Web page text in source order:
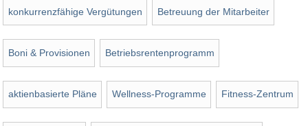
konkurrenzfähige Vergütungen Betreuung der Mitarbeiter
Boni & Provisionen Betriebsrentenprogramm
aktienbasierte Pläne Wellness-Programme Fitness-Zentrum